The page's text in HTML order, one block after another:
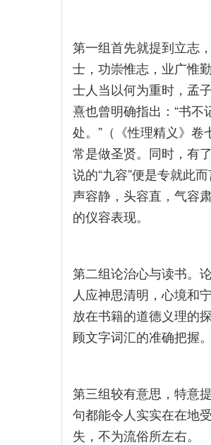
第一组首先就提到立志
士，功崇惟志，业广惟
士人当以何为重时，孟
熹也曾明确指出：“书
处。”（《性理精义》卷
常是做圣贤。同时，有
说的“九容”便是专就此
声容静，头容直，气容
的仪容表现。
第二组论治心与读书。
人应神思清明，心境和
放在书籍的道德义理的
顾文字词汇的准确把握。
第三组较有意思，特意
句都能令人实实在在地
失，不为流俗所左右。